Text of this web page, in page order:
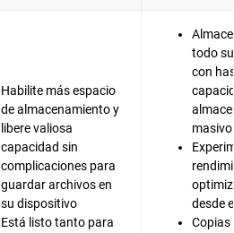
Habilite más espacio
de almacenamiento y
libere valiosa
capacidad sin
complicaciones para
guardar archivos en
su dispositivo
Está listo tanto para
todo
con
masivo
desde
Copias